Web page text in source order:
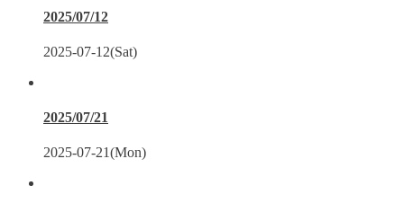
2025/07/12
2025-07-12(Sat)
2025/07/21
2025-07-21(Mon)